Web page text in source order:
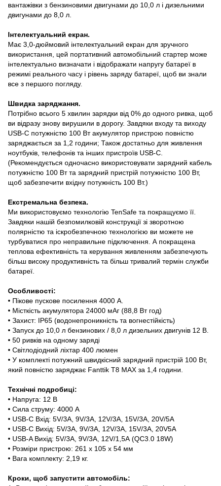
вантажівки з бензиновими двигунами до 10,0 л і дизельними
двигунами до 8,0 л.
Інтелектуальний екран.
Має 3,0-дюймовий інтелектуальний екран для зручного
використання, цей портативний автомобільний стартер може
інтелектуально визначати і відображати напругу батареї в
режимі реального часу і рівень заряду батареї, щоб ви знали
все з першого погляду.
Швидка заряджання.
Потрібно всього 5 хвилин зарядки від 0% до одного ривка, щоб
ви відразу знову вирушили в дорогу. Завдяки входу та виходу
USB-C потужністю 100 Вт акумулятор пристрою повністю
заряджається за 1,2 години; Також достатньо для живлення
ноутбуків, телефонів та інших пристроїв USB-C.
(Рекомендується одночасно використовувати зарядний кабель
потужністю 100 Вт та зарядний пристрій потужністю 100 Вт,
щоб забезпечити вхідну потужність 100 Вт.)
Екстремальна безпека.
Ми використовуємо технологію TenSafe та покращуємо її.
Завдяки нашій безпомилковій конструкції зі зворотною
полярністю та іскробезпечною технологією ви можете не
турбуватися про неправильне підключення. А покращена
теплова ефективність та керування живленням забезпечують
більш високу продуктивність та більш тривалий термін служби
батареї.
Особливості:
• Пікове пускове посилення 4000 А.
• Місткість акумулятора 24000 мАг (88,8 Вт год)
• Захист: IP65 (водонепроникність та вогнестійкість)
• Запуск до 10,0 л бензинових / 8,0 л дизельних двигунів 12 В.
• 50 ривків на одному заряді
• Світлодіодний ліхтар 400 люмен
• У комплекті потужний швидкісний зарядний пристрій 100 Вт,
який повністю заряджає Fanttik T8 MAX за 1,4 години.
Технічні подробиці:
• Напруга: ‎12 В
• Сила струму: 4000 А
• USB-C Вхід: 5V/3А, 9V/3А, 12V/3А, 15V/3A, 20V/5A
• USB-C Вихід: 5V/3А, 9V/3А, 12V/3А, 15V/3A, 20V5A
• USB-A Вихід: 5V/3А, 9V/3А, 12V/1,5А (QC3.0 18W)
• Розміри пристрою: ‎261 х 105 х 54 мм
• Вага комплекту: 2,19 кг.
Кроки, щоб запустити автомобіль: